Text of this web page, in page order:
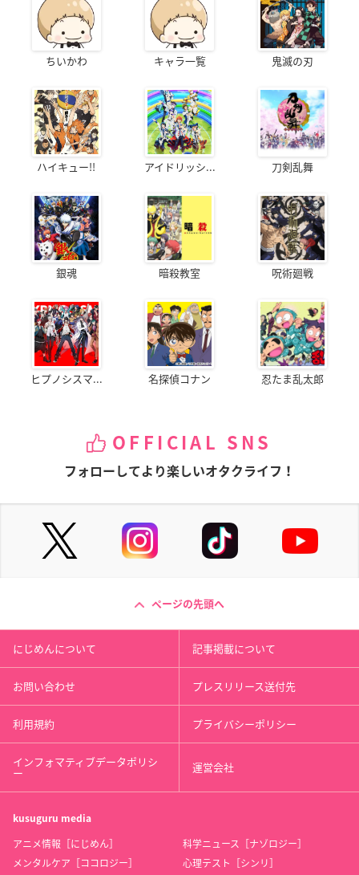
ちいかわ キャラ一覧 鬼滅の刃
ハイキュー!! アイドリッシ... 刀剣乱舞
銀魂 暗殺教室 呪術廻戦
ヒプノシスマ... 名探偵コナン 忍たま乱太郎
OFFICIAL SNS
フォローしてより楽しいオタクライフ！
ページの先頭へ
にじめんについて 記事掲載について
お問い合わせ プレスリリース送付先
利用規約 プライバシーポリシー
インフォマティブデータポリシ
ー 運営会社
kusuguru media
アニメ情報［にじめん］
科学ニュース［ナゾロジー］
メンタルケア［ココロジー］
心理テスト［シンリ］